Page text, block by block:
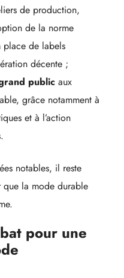
de production,
de la norme
de labels
décente ;
public aux
grâce notamment à
et à l’action
notables, il reste
la mode durable
pour une